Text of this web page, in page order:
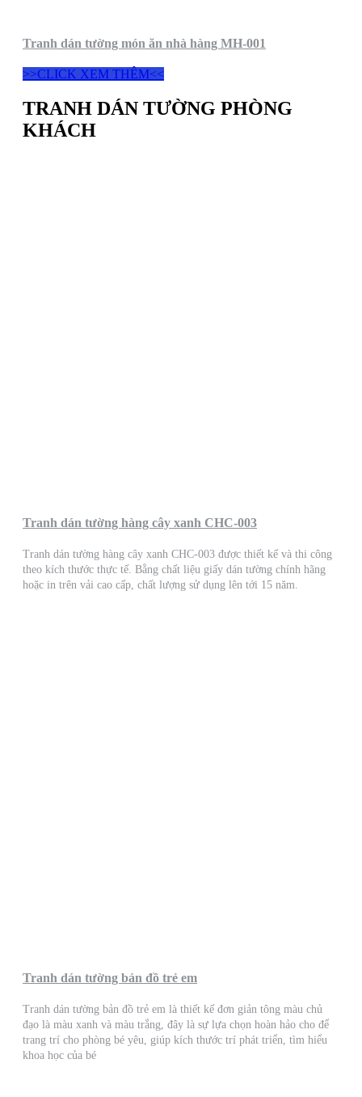
Tranh dán tường món ăn nhà hàng MH-001
>>CLICK XEM THÊM<<
TRANH DÁN TƯỜNG PHÒNG
KHÁCH
Tranh dán tường hàng cây xanh CHC-003
Tranh dán tường hàng cây xanh CHC-003 được thiết kế và thi công
theo kích thước thực tế. Bằng chất liệu giấy dán tường chính hãng
hoặc in trên vải cao cấp, chất lượng sử dụng lên tới 15 năm.
Tranh dán tường bản đồ trẻ em
Tranh dán tường bản đồ trẻ em là thiết kế đơn giản tông màu chủ
đạo là màu xanh và màu trắng, đây là sự lựa chọn hoàn hảo cho để
trang trí cho phòng bé yêu, giúp kích thước trí phát triển, tìm hiểu
khoa học của bé